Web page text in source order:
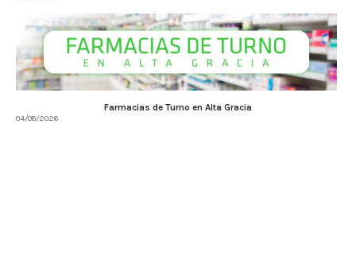
Farmacias de Turno en Alta Gracia
04/08/2026